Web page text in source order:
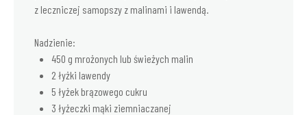
z leczniczej samopszy z malinami i lawendą.
Nadzienie:
450 g mrożonych lub świeżych malin
2 łyżki lawendy
5 łyżek brązowego cukru
3 łyżeczki mąki ziemniaczanej